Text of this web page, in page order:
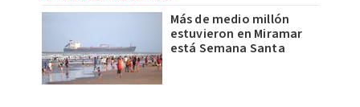
Más de medio millón
estuvieron en Miramar
está Semana Santa